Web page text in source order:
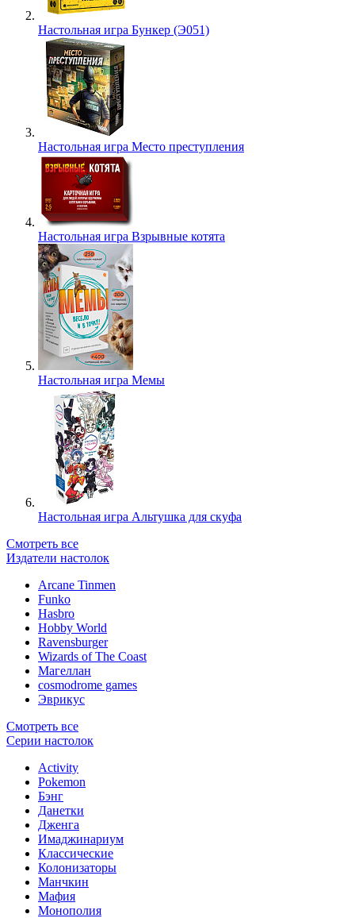
Настольная игра Бункер (Э051)
Настольная игра Место преступления
Настольная игра Взрывные котята
Настольная игра Мемы
Настольная игра Альтушка для скуфа
Смотреть все
Издатели настолок
Arcane Tinmen
Funko
Hasbro
Hobby World
Ravensburger
Wizards of The Coast
Магеллан
сosmodrome games
Эврикус
Смотреть все
Серии настолок
Activity
Pokemon
Бэнг
Данетки
Дженга
Имаджинариум
Классические
Колонизаторы
Манчкин
Мафия
Монополия